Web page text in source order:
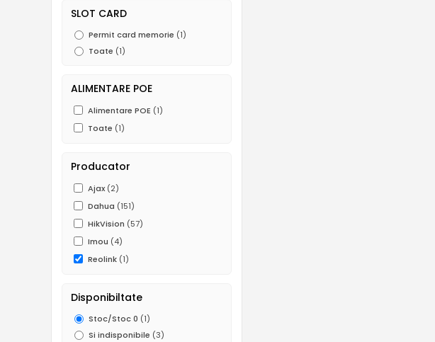
SLOT CARD
Permit card memorie (1)
Toate (1)
ALIMENTARE POE
Alimentare POE (1)
Toate (1)
Producator
Ajax (2)
Dahua (151)
HikVision (57)
Imou (4)
Reolink (1)
Disponibiltate
Stoc/Stoc 0 (1)
Si indisponibile (3)